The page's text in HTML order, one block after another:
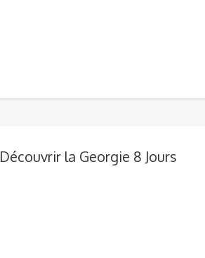
Découvrir la Georgie 8 Jours